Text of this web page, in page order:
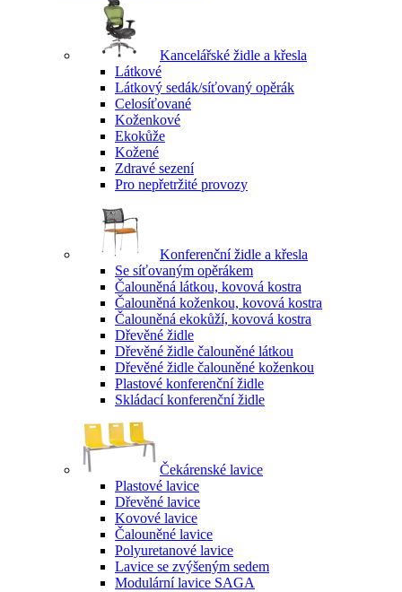
Kancelářské židle a křesla
Látkové
Látkový sedák/síťovaný opěrák
Celosíťované
Koženkové
Ekokůže
Kožené
Zdravé sezení
Pro nepřetržité provozy
Konferenční židle a křesla
Se síťovaným opěrákem
Čalouněná látkou, kovová kostra
Čalouněná koženkou, kovová kostra
Čalouněná ekokůží, kovová kostra
Dřevěné židle
Dřevěné židle čalouněné látkou
Dřevěné židle čalouněné koženkou
Plastové konferenční židle
Skládací konferenční židle
Čekárenské lavice
Plastové lavice
Dřevěné lavice
Kovové lavice
Čalouněné lavice
Polyuretanové lavice
Lavice se zvýšeným sedem
Modulární lavice SAGA